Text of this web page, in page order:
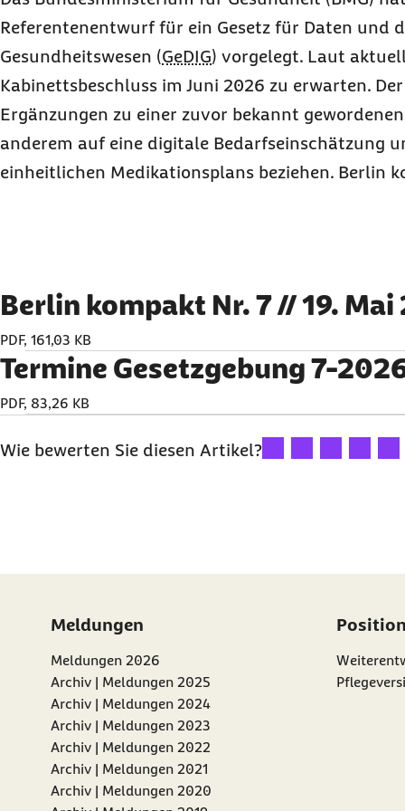
Referentenentwurf für ein Gesetz für Daten und
Gesundheitswesen (GeDIG) vorgelegt. Laut
Kabinettsbeschluss im Juni 2026 zu erwarten.
Ergänzungen zu einer zuvor bekannt
anderem auf eine digitale Bedarfseinschätzung
einheitlichen Medikationsplans beziehen. Berlin
Berlin kompakt Nr. 7 // 19. Mai
PDF, 161,03 KB
Termine Gesetzgebung 7-
PDF, 83,26 KB
Wie bewerten Sie diesen Artikel?Ihre Bewertung: 1 Stern
Ihre Bewertung: 2
Ihre Ihre Ihre
Meldungen
Meldungen 2026
Archiv | Meldungen 2025
Archiv | Meldungen 2024
Archiv | Meldungen 2023
Archiv | Meldungen 2022
Archiv | Meldungen 2021
Archiv | Meldungen 2020